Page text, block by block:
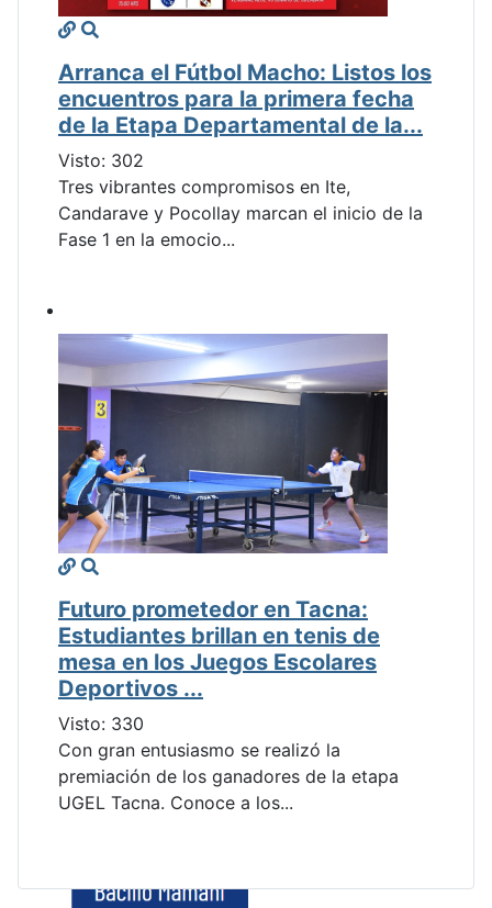
Arranca el Fútbol Macho: Listos los
encuentros para la primera fecha
de la Etapa Departamental de la...
Visto: 302
Tres vibrantes compromisos en Ite,
Candarave y Pocollay marcan el inicio de la
Fase 1 en la emocio...
Futuro prometedor en Tacna:
Estudiantes brillan en tenis de
mesa en los Juegos Escolares
Deportivos ...
Visto: 330
Con gran entusiasmo se realizó la
premiación de los ganadores de la etapa
UGEL Tacna. Conoce a los...